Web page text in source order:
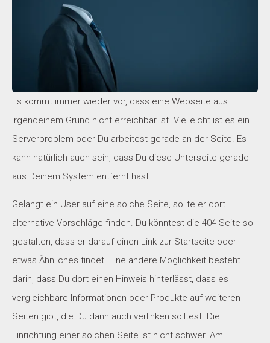
Es kommt immer wieder vor, dass eine Webseite aus
irgendeinem Grund nicht erreichbar ist. Vielleicht ist es ein
Serverproblem oder Du arbeitest gerade an der Seite. Es
kann natürlich auch sein, dass Du diese Unterseite gerade
aus Deinem System entfernt hast.
Gelangt ein User auf eine solche Seite, sollte er dort
alternative Vorschläge finden. Du könntest die 404 Seite so
gestalten, dass er darauf einen Link zur Startseite oder
etwas Ähnliches findet. Eine andere Möglichkeit besteht
darin, dass Du dort einen Hinweis hinterlässt, dass es
vergleichbare Informationen oder Produkte auf weiteren
Seiten gibt, die Du dann auch verlinken solltest. Die
Einrichtung einer solchen Seite ist nicht schwer. Am